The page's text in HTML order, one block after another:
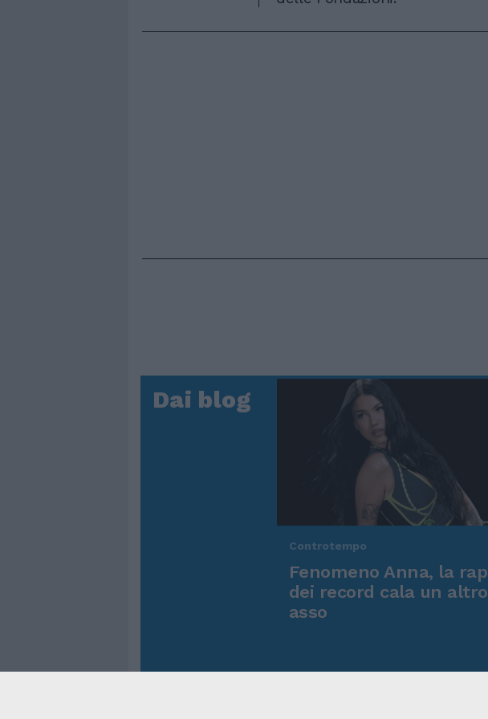
Dai blog
Controtempo
Fenomeno Anna, la
dei record cala un altro
asso